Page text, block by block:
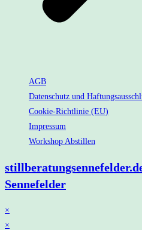
AGB
Datenschutz und
Cookie-Richtlinie (EU)
Impressum
Workshop Abstillen
Sennefelder
×
×